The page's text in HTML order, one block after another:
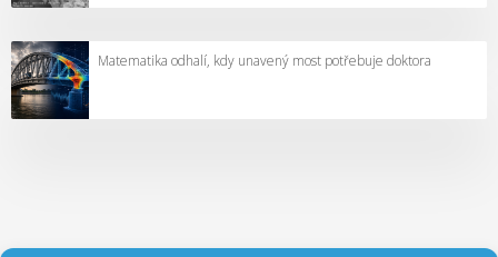
Matematika odhalí, kdy unavený most potřebuje doktora